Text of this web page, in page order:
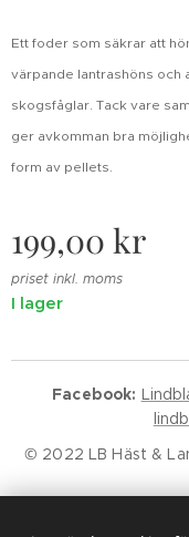
Ett foder som säkrar att
värpande lantrashöns och
skogsfåglar. Tack vare
ger avkomman bra
form av pellets.
199,00 kr
priset inkl. moms
I lager
Facebook:
© 2022 LB Häst &